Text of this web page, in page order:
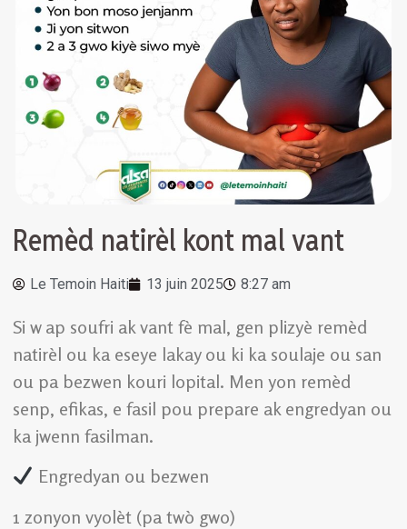
Remèd natirèl kont mal vant
Le Temoin Haiti 13 juin 2025 8:27 am
Si w ap soufri ak vant fè mal, gen plizyè remèd
natirèl ou ka eseye lakay ou ki ka soulaje ou san
ou pa bezwen kouri lopital. Men yon remèd
senp, efikas, e fasil pou prepare ak engredyan ou
ka jwenn fasilman.
Engredyan ou bezwen
1 zonyon vyolèt (pa twò gwo)